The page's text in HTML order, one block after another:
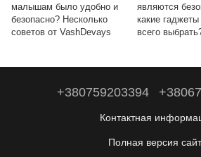
малышам было удобно и
безопасно? Несколько
советов от VashDevays
являются
какие
всего
+380759203394
Контактная
Полная версия